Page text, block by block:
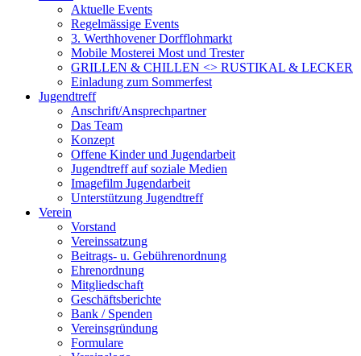
Aktuelle Events
Regelmässige Events
3. Werthhovener Dorfflohmarkt
Mobile Mosterei Most und Trester
GRILLEN & CHILLEN <> RUSTIKAL & LECKER
Einladung zum Sommerfest
Jugendtreff
Anschrift/Ansprechpartner
Das Team
Konzept
Offene Kinder und Jugendarbeit
Jugendtreff auf soziale Medien
Imagefilm Jugendarbeit
Unterstützung Jugendtreff
Verein
Vorstand
Vereinssatzung
Beitrags- u. Gebührenordnung
Ehrenordnung
Mitgliedschaft
Geschäftsberichte
Bank / Spenden
Vereinsgründung
Formulare